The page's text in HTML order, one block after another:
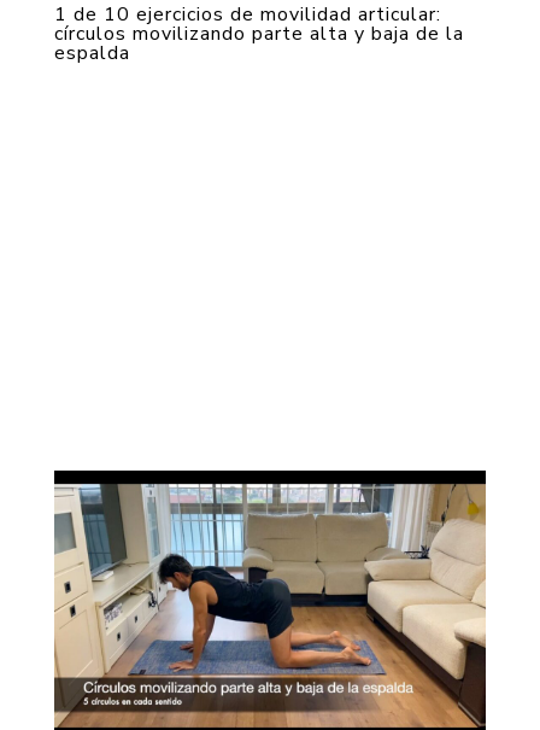
1 de 10 ejercicios de movilidad articular:
círculos movilizando parte alta y baja de la
espalda